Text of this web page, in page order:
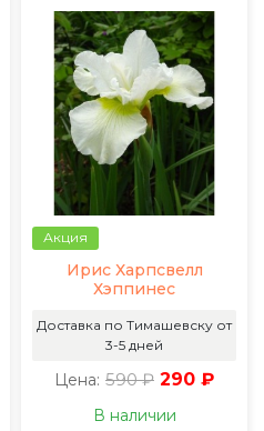
Акция
Ирис Харпсвелл
Хэппинес
Доставка по Тимашевску от
3-5 дней
Цена: 590 ₽ 290 ₽
В наличии